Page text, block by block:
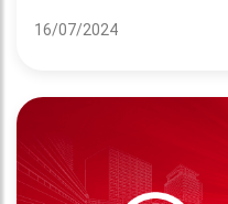
16/07/2024